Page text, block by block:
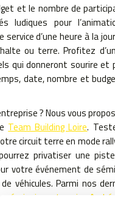
et le nombre de
ludiques pour
service d’une heure à la
ou terre. Profitez
qui donneront sourire et
date, nombre et
? Nous vous
Team Building Loire.
circuit terre en mode
privatiser une
votre événement de
véhicules. Parmi nos
séminaire entreprise